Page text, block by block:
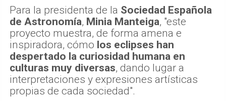
Para la presidenta de la Sociedad Española
de Astronomía, Minia Manteiga, "este
proyecto muestra, de forma amena e
inspiradora, cómo los eclipses han
despertado la curiosidad humana en
culturas muy diversas, dando lugar a
interpretaciones y expresiones artísticas
propias de cada sociedad".